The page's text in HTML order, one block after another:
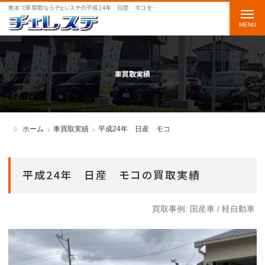
熊本で車買取ならチェレステの平成24年 日産 モコをご案内します
車買取実績
ホーム 車買取実績 平成24年 日産 モコ
平成24年 日産 モコの買取実績
買取事例: 国産車 / 軽自動車
t
o
g
g
l
e
t
i